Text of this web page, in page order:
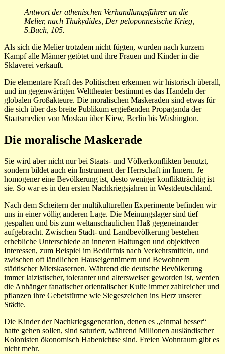
Antwort der athenischen Verhandlungsführer an die
Melier, nach Thukydides, Der peloponnesische Krieg,
5.Buch, 105.
Als sich die Melier trotzdem nicht fügten, wur­den nach kurzem
Kampf alle Männer getötet und ihre Frauen und Kin­der in die
Sklave­rei verkauft.
Die elementare Kraft des Politischen erkennen wir historisch überall,
und im gegenwärtigen Welttheater bestimmt es das Handeln der
globalen Großakteure. Die moralischen Maskeraden sind etwas für
die sich über das breite Publikum ergießenden Propaganda der
Staatsmedien von Moskau über Kiew, Berlin bis Washington.
Die moralische Maskerade
Sie wird aber nicht nur bei Staats- und Völkerkonflikten benutzt,
sondern bildet auch ein Instrument der Herrschaft im Innern. Je
homogener eine Bevölkerung ist, desto weniger konfliktträchtig ist
sie. So war es in den ersten Nachkriegsjahren in Westdeutschland.
Nach dem Scheitern der multikulturellen Experimente befinden wir
uns in einer völlig anderen Lage. Die Meinungslager sind tief
gespalten und bis zum weltanschaulichen Haß gegeneinander
aufgebracht. Zwischen Stadt- und Landbevölkerung bestehen
erhebliche Unterschiede an inneren Haltungen und objektiven
Interessen, zum Beispiel im Bedürfnis nach Verkehrsmitteln, und
zwischen oft ländlichen Hauseigentümern und Bewohnern
städtischer Mietskasernen. Während die deutsche Bevölkerung
immer laizistischer, toleranter und altersweiser geworden ist, werden
die Anhänger fanatischer orientalischer Kulte immer zahlreicher und
pflanzen ihre Gebetstürme wie Siegeszeichen ins Herz unserer
Städte.
Die Kinder der Nachkriegsgeneration, denen es „einmal besser“
hatte gehen sollen, sind saturiert, während Millionen ausländischer
Kolonisten ökonomisch Habenichtse sind. Freien Wohnraum gibt es
nicht mehr.